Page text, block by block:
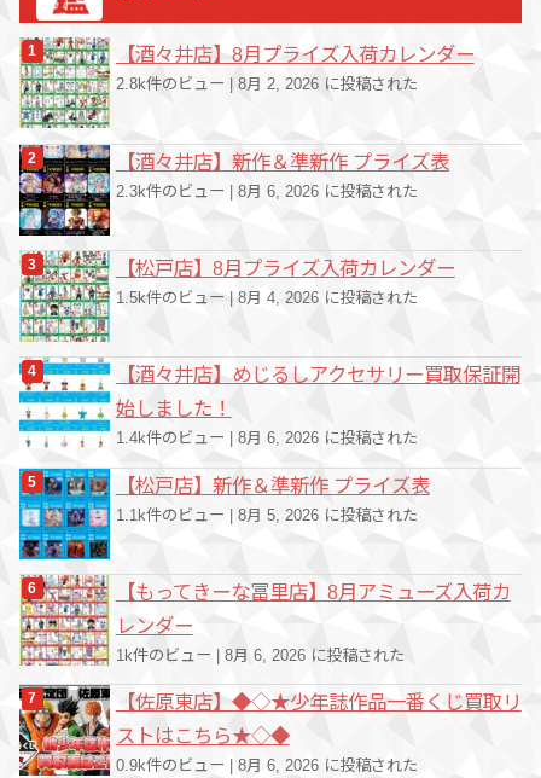
【酒々井店】8月プライズ入荷カレンダー
2.8k件のビュー 8月 2, 2026 に投稿された
【酒々井店】新作＆準新作 プライズ表
2.3k件のビュー | 8月 6, 2026 に投稿された
【松戸店】8月プライズ入荷カレンダー
1.5k件のビュー 8月 4, 2026 に投稿された
【酒々井店】めじるしアクセサリー買取保証開
始しました！
1.4k件のビュー 8月 6, 2026 に投稿された
【松戸店】新作＆準新作 プライズ表
1.1k件のビュー | 8月 5, 2026 に投稿された
【もってきーな冨里店】8月アミューズ入荷カ
レンダー
1k件のビュー 8月 6, 2026 に投稿された
【佐原東店】◆◇★少年誌作品一番くじ買取リ
ストはこちら★◇◆
0.9k件のビュー 8月 6, 2026 に投稿された